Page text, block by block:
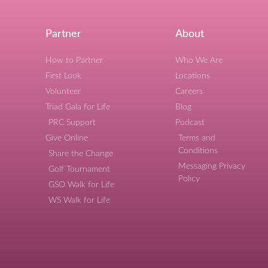
Partner
How to Partner
First Look
Volunteer
Triad Gala for Life
PRC Support
Give Online
Share the Change
Golf Tournament
GSO Walk for Life
WS Walk for Life
About
Who We Are
Locations
Careers
Blog
Podcast
Terms and
Conditions
Messaging Privacy
Policy